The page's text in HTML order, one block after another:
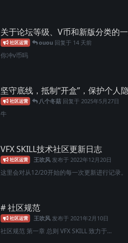
关于论坛等级、V币和新版分类的
社区运营 ouou 回复于 14 天前
你冲v币吗
坚守底线，抵制“开盒”，保护个人
社区运营 八个冬菇 回复于2025年5月27日
牛
VFX SKILL技术社区更新日志
社区运营 王吹风 发布于2022年12月20日
这里会对从12/20开始的每一次更新进行记录。
# 社区规范
社区运营 王吹风 发布于2021年2月10日
社区规范 第一章 总则 VFX SKILL 致力于...